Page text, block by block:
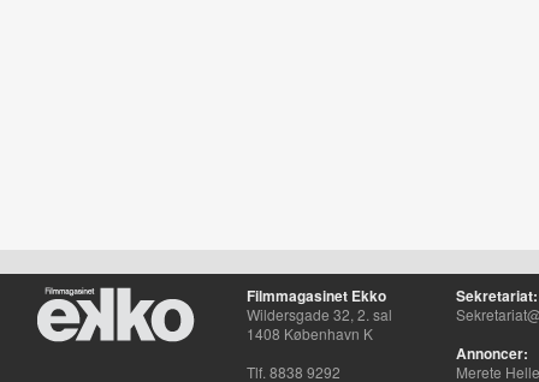
Filmmagasinet Ekko
Wildersgade 32, 2. sal
1408 København K
Tlf. 8838 9292
Sekretariat:
Annoncer:
Merete